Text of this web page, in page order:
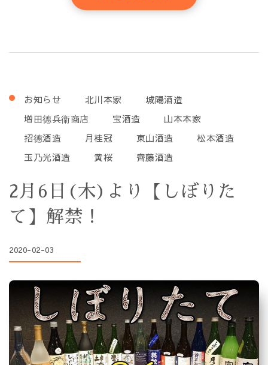
お知らせ 北川本家
城陽酒造
増田德兵衞商店
宝酒造
山本本家
招德酒造
月桂冠 東山酒造
松本酒造
玉乃光酒造
黄桜 齊藤酒造
2月6日(木)より【しぼりた
て】解禁！
2020-02-03